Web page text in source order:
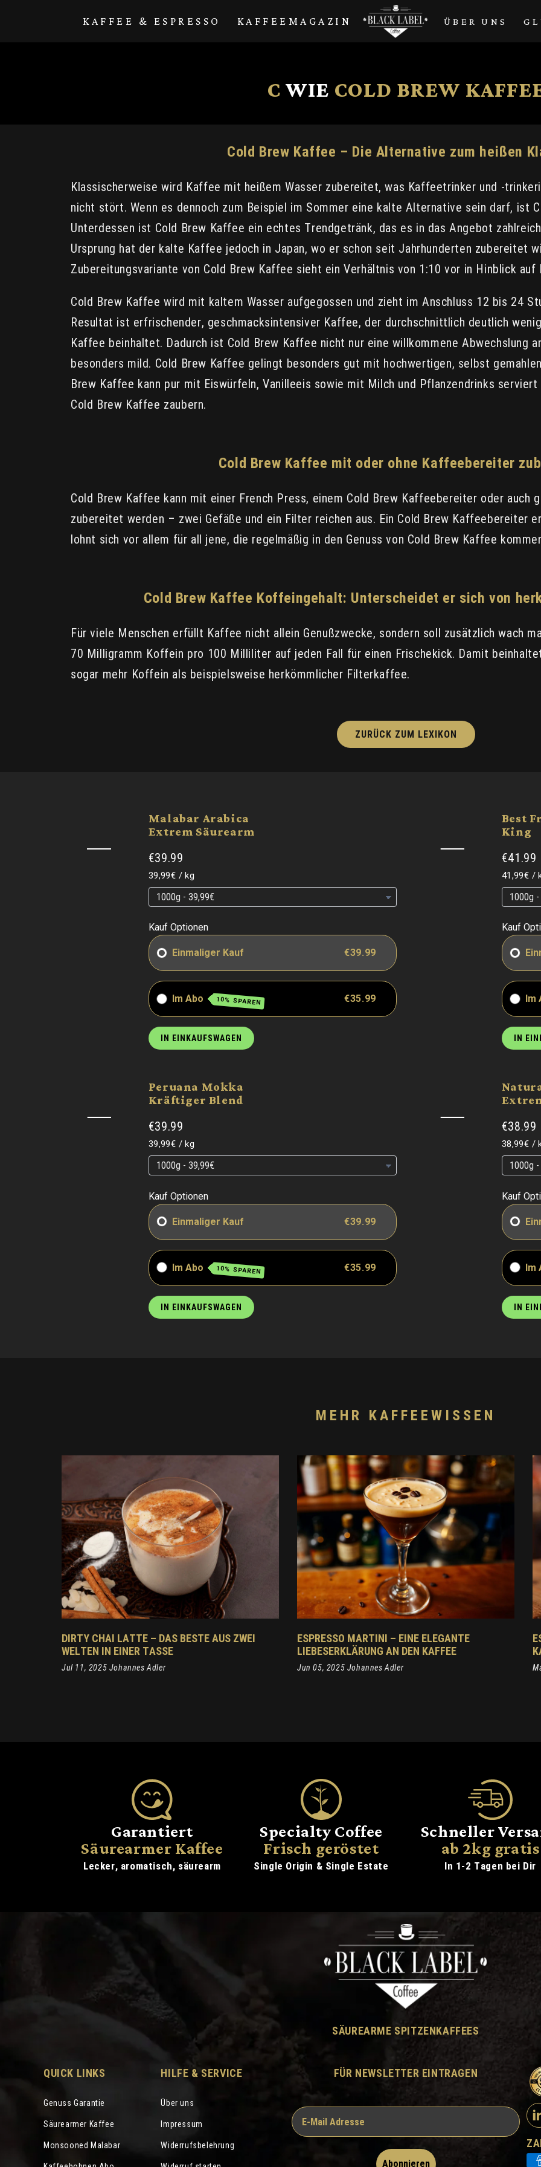
KAFFEE & ESPRESSO KAFFEEMAGAZIN ÜBER UNS
C WIE COLD BREW
Cold Brew Kaffee – Die Alternative zum heißen
Klassischerweise wird Kaffee mit heißem Wasser zubereitet, was Kaffeetrinker und -
nicht stört. Wenn es dennoch zum Beispiel im Sommer eine kalte Alternative sein darf, ist
Unterdessen ist Cold Brew Kaffee ein echtes Trendgetränk, das es in das Angebot
Ursprung hat der kalte Kaffee jedoch in Japan, wo er schon seit Jahrhunderten zubereitet
Zubereitungsvariante von Cold Brew Kaffee sieht ein Verhältnis von 1:10 vor in Hinblick auf
Cold Brew Kaffee wird mit kaltem Wasser aufgegossen und zieht im Anschluss 12 bis 24
Resultat ist erfrischender, geschmacksintensiver Kaffee, der durchschnittlich deutlich
Kaffee beinhaltet. Dadurch ist Cold Brew Kaffee nicht nur eine willkommene Abwechslung
besonders mild. Cold Brew Kaffee gelingt besonders gut mit hochwertigen, selbst
Brew Kaffee kann pur mit Eiswürfeln, Vanilleeis sowie mit Milch und Pflanzendrinks
Cold Brew Kaffee zaubern.
Cold Brew Kaffee mit oder ohne Kaffeebereiter
Cold Brew Kaffee kann mit einer French Press, einem Cold Brew Kaffeebereiter oder auch
zubereitet werden – zwei Gefäße und ein Filter reichen aus. Ein Cold Brew Kaffeebereiter
lohnt sich vor allem für all jene, die regelmäßig in den Genuss von Cold Brew Kaffee
Cold Brew Kaffee Koffeingehalt: Unterscheidet er sich von
Für viele Menschen erfüllt Kaffee nicht allein Genußzwecke, sondern soll zusätzlich wach
70 Milligramm Koffein pro 100 Milliliter auf jeden Fall für einen Frischekick. Damit
sogar mehr Koffein als beispielsweise herkömmlicher Filterkaffee.
ZURÜCK ZUM LEXIKON
Malabar Arabica
Extrem Säurearm
€39.99
Grundpreis
39,99€ / pro
kg
Grundpreis
Grundpreis
Kauf Optionen
Einmaliger Kauf €39.99
Im Abo 10% SPAREN €35.99
IN EINKAUFSWAGEN
Best
King
€41.99
41,99€ /
Kauf
Im
IN
Peruana Mokka
Kräftiger Blend
€39.99
Grundpreis
39,99€ / pro
kg
Grundpreis
Grundpreis
Kauf Optionen
Einmaliger Kauf €39.99
Im Abo 10% SPAREN €35.99
IN EINKAUFSWAGEN
€38.99
38,99€ /
Kauf
Im
IN
MEHR KAFFEEWISSEN
DIRTY CHAI LATTE – DAS BESTE AUS ZWEI
WELTEN IN EINER TASSE
Jul 11, 2025 Johannes Adler
ESPRESSO MARTINI – EINE ELEGANTE
LIEBESERKLÄRUNG AN DEN KAFFEE
Jun 05, 2025 Johannes Adler
Garantiert
Säurearmer Kaffee
Lecker, aromatisch, säurearm
Specialty Coffee
Frisch geröstet
Single Origin & Single Estate
Schneller
ab 2kg gratis
In 1-2 Tagen bei Dir
SÄUREARME SPITZENKAFFEES
QUICK LINKS
Genuss Garantie
Säurearmer Kaffee
Monsooned Malabar
HILFE & SERVICE
Über uns
Impressum
Widerrufsbelehrung
FÜR NEWSLETTER EINTRAGEN
Abonnieren